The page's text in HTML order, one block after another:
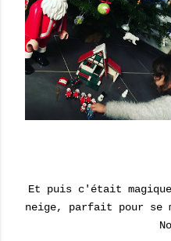
Et puis c'était
neige, parfait pour se